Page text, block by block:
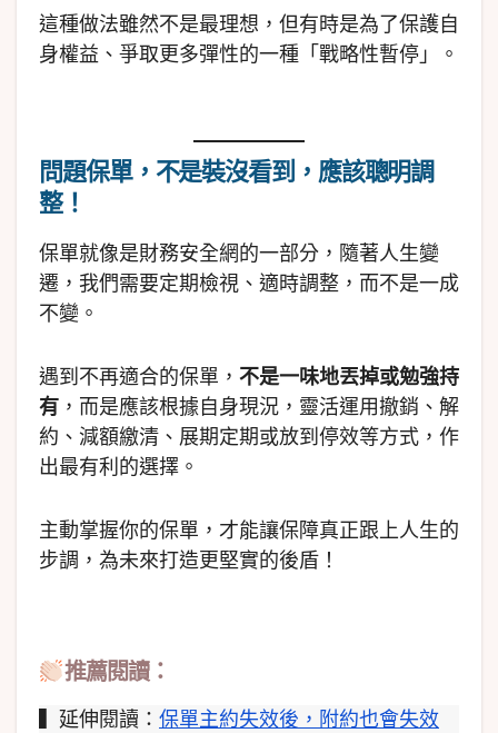
這種做法雖然不是最理想，但有時是為了保護自
身權益、爭取更多彈性的一種「戰略性暫停」。
問題保單，不是裝沒看到，應該聰明調
整！
保單就像是財務安全網的一部分，隨著人生變
遷，我們需要定期檢視、適時調整，而不是一成
不變。
遇到不再適合的保單， 不是一味地丟掉或勉強持
有 ，而是應該根據自身現況，靈活運用撤銷、解
約、減額繳清、展期定期或放到停效等方式，作
出最有利的選擇。
主動掌握你的保單，才能讓保障真正跟上人生的
步調，為未來打造更堅實的後盾！
推薦閱讀：
▍延伸閱讀： 保單主約失效後，附約也會失效